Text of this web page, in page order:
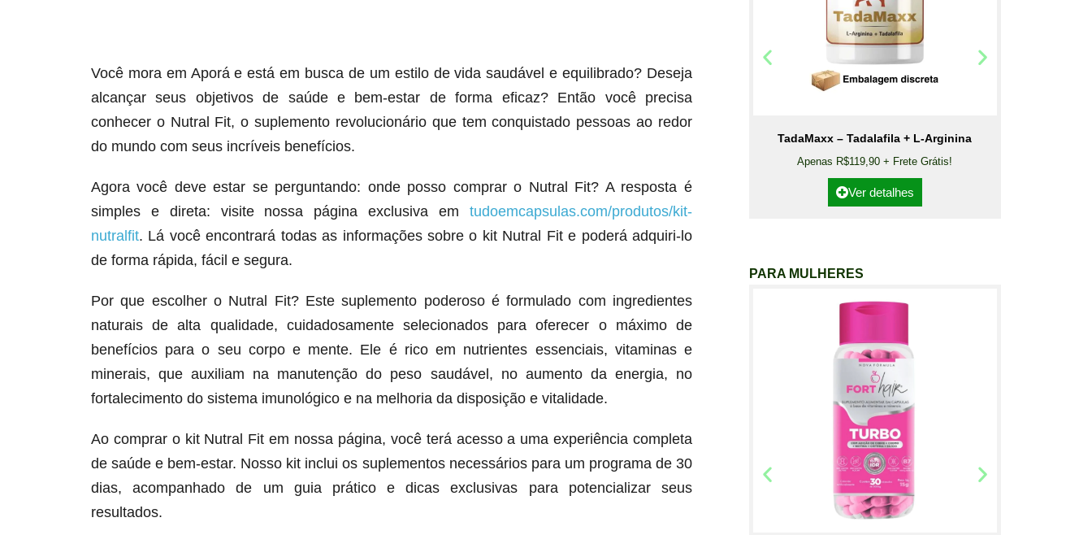
Você mora em Aporá e está em busca de um estilo de vida saudável e equilibrado? Deseja
alcançar seus objetivos de saúde e bem-estar de forma eficaz? Então você precisa
conhecer o Nutral Fit, o suplemento revolucionário que tem conquistado pessoas ao redor
do mundo com seus incríveis benefícios.
Agora você deve estar se perguntando: onde posso comprar o Nutral Fit? A resposta é
simples e direta: visite nossa página exclusiva em tudoemcapsulas.com/produtos/kit-
nutralfit. Lá você encontrará todas as informações sobre o kit Nutral Fit e poderá adquiri-lo
de forma rápida, fácil e segura.
Por que escolher o Nutral Fit? Este suplemento poderoso é formulado com ingredientes
naturais de alta qualidade, cuidadosamente selecionados para oferecer o máximo de
benefícios para o seu corpo e mente. Ele é rico em nutrientes essenciais, vitaminas e
minerais, que auxiliam na manutenção do peso saudável, no aumento da energia, no
fortalecimento do sistema imunológico e na melhoria da disposição e vitalidade.
Ao comprar o kit Nutral Fit em nossa página, você terá acesso a uma experiência completa
de saúde e bem-estar. Nosso kit inclui os suplementos necessários para um programa de 30
dias, acompanhado de um guia prático e dicas exclusivas para potencializar seus
resultados.
Ver detalhes
TadaMaxx – Tadalafila + L-Arginina
Apenas R$119,90 + Frete Grátis!
Ver detalhes
PARA MULHERES